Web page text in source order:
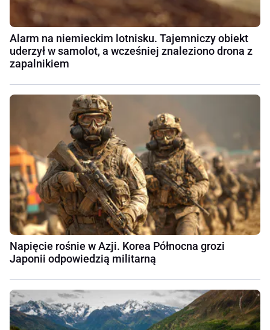
Alarm na niemieckim lotnisku. Tajemniczy obiekt
uderzył w samolot, a wcześniej znaleziono drona z
zapalnikiem
Napięcie rośnie w Azji. Korea Północna grozi
Japonii odpowiedzią militarną